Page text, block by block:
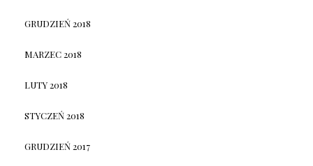
GRUDZIEŃ 2018
MARZEC 2018
LUTY 2018
STYCZEŃ 2018
GRUDZIEŃ 2017